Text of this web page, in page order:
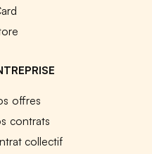
offres
contrats
collectif